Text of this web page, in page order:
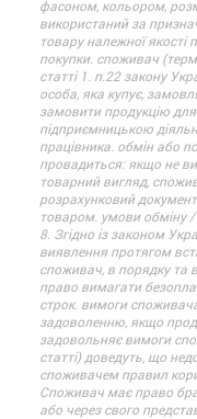
фасоном, кольором,
використаний за
товару належної
покупки. споживач
статті 1. п.22 закону
особа, яка купує,
замовити продукцію для
підприємницькою
працівника. обмін або
провадиться: якщо не
товарний вигляд,
розрахунковий
товаром. умови обміну /
8. Згідно із законом
виявлення протягом
споживач, в порядку та
право вимагати
строк. вимоги
задоволенню, якщо
задовольняє вимоги
статті) доведуть, що
споживачем правил
Споживач має право
або через свого